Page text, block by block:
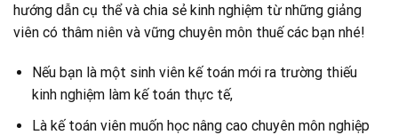
hướng dẫn cụ thể và chia sẻ kinh nghiệm từ những giảng
viên có thâm niên và vững chuyên môn thuế các bạn nhé!
Nếu bạn là một sinh viên kế toán mới ra trường thiếu
kinh nghiệm làm kế toán thực tế,
Là kế toán viên muốn học nâng cao chuyên môn nghiệp